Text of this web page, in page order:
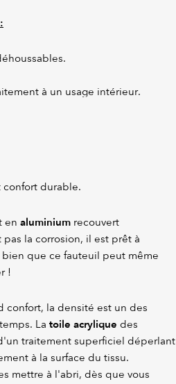
à un usage intérieur.
confort durable.
en aluminium recouvert
la corrosion, il est prêt à
que ce fauteuil peut même
!
confort, la densité est un des
La toile acrylique des
traitement superficiel déperlant
à la surface du tissu.
mettre à l'abri, dès que vous